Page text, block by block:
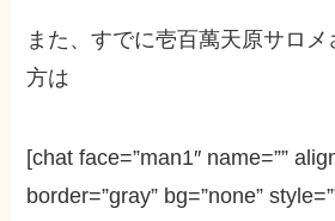
また、すでに壱百萬天原サロ
方は
[chat face=”man1″ name=””
border=”gray” bg=”none”